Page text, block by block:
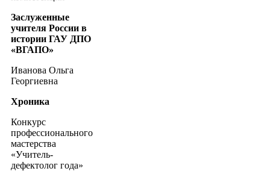
Заслуженные
учителя России в
истории ГАУ ДПО
«ВГАПО»
Иванова Ольга
Георгиевна
Хроника
Конкурс
профессионального
мастерства
«Учитель-
дефектолог года»